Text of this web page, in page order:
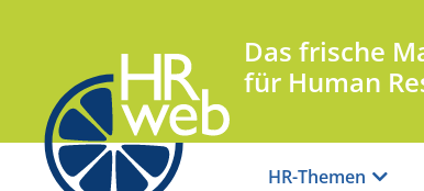
Das frische
für Human
HR-Themen